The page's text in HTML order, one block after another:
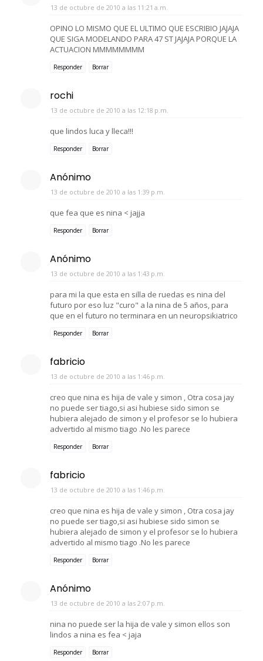
13 de octubre de 2010 a las 11:21 a.m.
OPINO LO MISMO QUE EL ULTIMO QUE ESCRIBIO JAJAJA
QUE SIGA MODELANDO PARA 47 ST JAJAJA PORQUE LA
ACTUACION MMMMMMMM
Responder Borrar
rochi
13 de octubre de 2010 a las 12:18 p.m.
que lindos luca y lleca!!!
Responder Borrar
Anónimo
13 de octubre de 2010 a las 1:39 p.m.
que fea que es nina < jajja
Responder Borrar
Anónimo
13 de octubre de 2010 a las 1:43 p.m.
para mi la que esta en silla de ruedas es nina del
futuro por eso luz "curo" a la nina de 5 años, para
que en el futuro no terminara en un neuropsikiatrico
Responder Borrar
fabricio
13 de octubre de 2010 a las 1:46 p.m.
creo que nina es hija de vale y simon , Otra cosa jay
no puede ser tiago,si asi hubiese sido simon se
hubiera alejado de simon y el profesor se lo hubiera
advertido al mismo tiago .No les parece
Responder Borrar
fabricio
13 de octubre de 2010 a las 1:46 p.m.
creo que nina es hija de vale y simon , Otra cosa jay
no puede ser tiago,si asi hubiese sido simon se
hubiera alejado de simon y el profesor se lo hubiera
advertido al mismo tiago .No les parece
Responder Borrar
Anónimo
13 de octubre de 2010 a las 2:07 p.m.
nina no puede ser la hija de vale y simon ellos son
lindos a nina es fea < jaja
Responder Borrar